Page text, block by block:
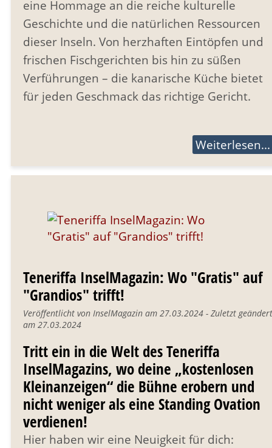
eine Hommage an die reiche kulturelle
Geschichte und die natürlichen Ressourcen
dieser Inseln. Von herzhaften Eintöpfen und
frischen Fischgerichten bis hin zu süßen
Verführungen – die kanarische Küche bietet
für jeden Geschmack das richtige Gericht.
Weiterlesen...
Teneriffa InselMagazin: Wo "Gratis" auf
"Grandios" trifft!
Veröffentlicht von InselMagazin am 27.03.2024 - Zuletzt geändert
am 27.03.2024
Tritt ein in die Welt des Teneriffa
InselMagazins, wo deine „kostenlosen
Kleinanzeigen“ die Bühne erobern und
nicht weniger als eine Standing Ovation
verdienen!
Hier haben wir eine Neuigkeit für dich: